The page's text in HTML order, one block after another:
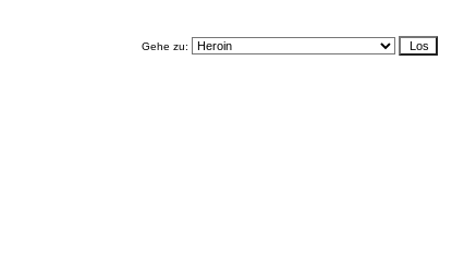
Gehe zu: